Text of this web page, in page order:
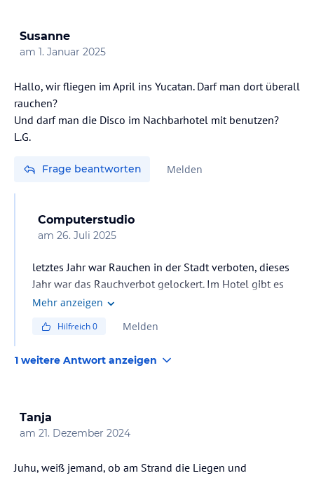
Verpflegung usw. über Infos bis zu Empfehlungen für
die Ausflüge oder Geschäfte bzw. Cafes .
Susanne
am 1. Januar 2025
Hallo, wir fliegen im April ins Yucatan. Darf man dort überall
rauchen?
Und darf man die Disco im Nachbarhotel mit benutzen?
L.G.
Frage beantworten Melden
Computerstudio
am 26. Juli 2025
letztes Jahr war Rauchen in der Stadt verboten, dieses
Jahr war das Rauchverbot gelockert. Im Hotel gibt es
Raucherplätze, aber am Strand kann man auch etwas
mitbenutzen (Tequila, Yukatan, Playcar)
Mehr anzeigen
Hilfreich0 Melden
1 weitere Antwort anzeigen
Tanja
am 21. Dezember 2024
Juhu, weiß jemand, ob am Strand die Liegen und